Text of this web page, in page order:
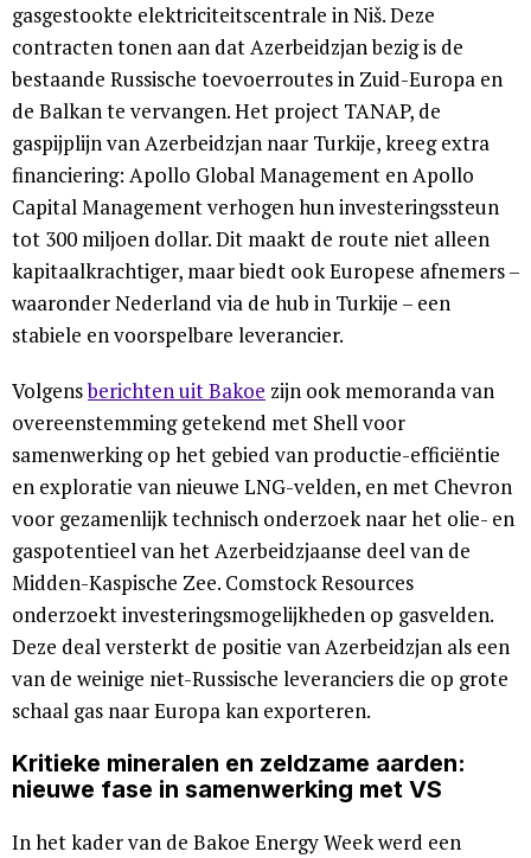
gasgestookte elektriciteitscentrale in Niš. Deze
contracten tonen aan dat Azerbeidzjan bezig is de
bestaande Russische toevoerroutes in Zuid-Europa en
de Balkan te vervangen. Het project TANAP, de
gaspijplijn van Azerbeidzjan naar Turkije, kreeg extra
financiering: Apollo Global Management en Apollo
Capital Management verhogen hun investeringssteun
tot 300 miljoen dollar. Dit maakt de route niet alleen
kapitaalkrachtiger, maar biedt ook Europese afnemers –
waaronder Nederland via de hub in Turkije – een
stabiele en voorspelbare leverancier.
Volgensberichten uit Bakoe zijn ook memoranda van
overeenstemming getekend met Shell voor
samenwerking op het gebied van productie-efficiëntie
en exploratie van nieuwe LNG-velden, en met Chevron
voor gezamenlijk technisch onderzoek naar het olie- en
gaspotentieel van het Azerbeidzjaanse deel van de
Midden-Kaspische Zee. Comstock Resources
onderzoekt investeringsmogelijkheden op gasvelden.
Deze deal versterkt de positie van Azerbeidzjan als een
van de weinige niet-Russische leveranciers die op grote
schaal gas naar Europa kan exporteren.
Kritieke mineralen en zeldzame aarden:
nieuwe fase in samenwerking met VS
In het kader van de Bakoe Energy Week werd een